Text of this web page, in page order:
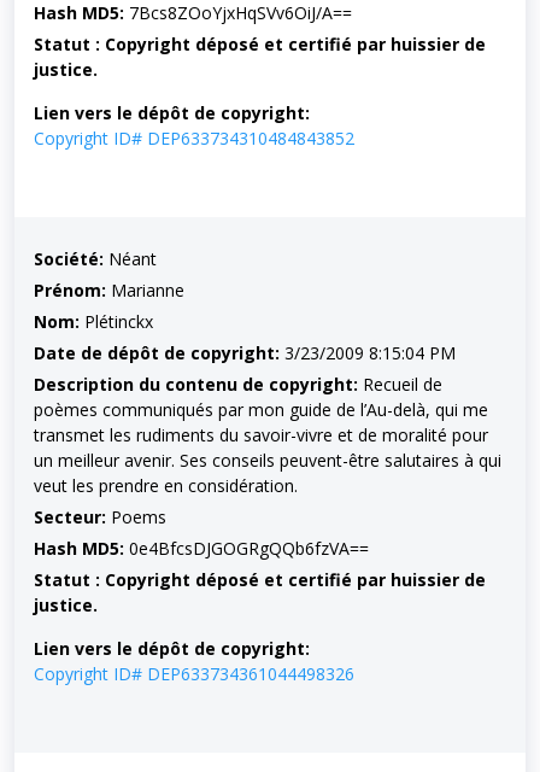
Hash MD5: 7Bcs8ZOoYjxHqSVv6OiJ/A==
Statut : Copyright déposé et certifié par huissier de
justice.
Lien vers le dépôt de copyright:
Copyright ID# DEP633734310484843852
Société: Néant
Prénom: Marianne
Nom: Plétinckx
Date de dépôt de copyright: 3/23/2009 8:15:04 PM
Description du contenu de copyright: Recueil de
poèmes communiqués par mon guide de l’Au-delà, qui me
transmet les rudiments du savoir-vivre et de moralité pour
un meilleur avenir. Ses conseils peuvent-être salutaires à qui
veut les prendre en considération.
Secteur: Poems
Hash MD5: 0e4BfcsDJGOGRgQQb6fzVA==
Statut : Copyright déposé et certifié par huissier de
justice.
Lien vers le dépôt de copyright:
Copyright ID# DEP633734361044498326